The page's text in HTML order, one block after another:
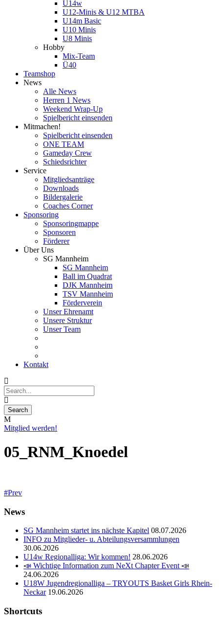
U14w
U12-Minis & U12 MTBA
U14m Basic
U10 Minis
U8 Minis
Hobby
Mix-Team
Ü40
Teamshop
News
Alle News
Herren 1 News
Weekend Wrap-Up
Spielbericht einsenden
Mitmachen!
Spielbericht einsenden
ONE TEAM
Gameday Crew
Schiedsrichter
Service
Mitgliedsanträge
Downloads
Bildergalerie
Coaches Corner
Sponsoring
Sponsoringmappe
Sponsoren
Förderer
Über Uns
SG Mannheim
SG Mannheim
Ball im Quadrat
DJK Mannheim
TSV Mannheim
Förderverein
Unser Ehrenamt
Unsere Struktur
Unser Team
Kontakt
Mitglied werden!
05_RNM_Knoedel
Prev
News
SG Mannheim startet ins nächste Kapitel 08.07.2026
INFO zu Mitglieder- u. Abteilungsversammlungen
30.06.2026
U14w Regionalliga: Wir kommen! 28.06.2026
📣 Wichtige Information zum NeXt Chapter Event 📣
24.06.2026
U18W Jugendregionalliga – TRYOUTS Basket Girls Rhein-
Neckar 19.06.2026
Shortcuts